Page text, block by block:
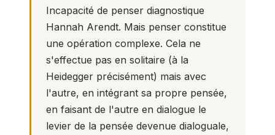
Incapacité de penser diagnostique
Hannah Arendt. Mais penser constitue
une opération complexe. Cela ne
s'effectue pas en solitaire (à la
Heidegger précisément) mais avec
l'autre, en intégrant sa propre pensée,
en faisant de l'autre en dialogue le
levier de la pensée devenue dialoguale,